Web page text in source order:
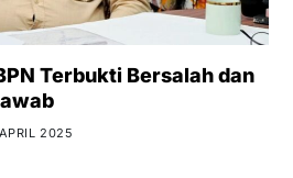
Terbukti Bersalah dan
2025